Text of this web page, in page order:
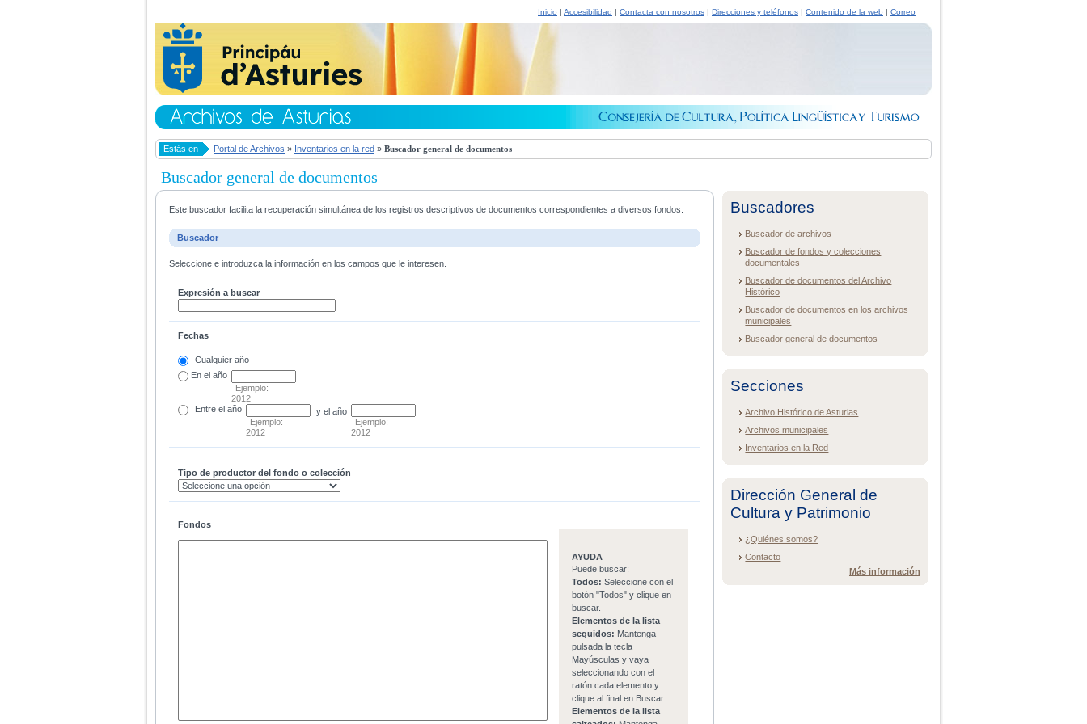
Inicio | Accesibilidad | Contacta con nosotros | Direcciones y teléfonos | Contenido de la web | Correo
Estás en Portal de Archivos » Inventarios en la red » Buscador general de documentos
Buscador general de documentos
Este buscador facilita la recuperación simultánea de los registros descriptivos de documentos correspondientes a diversos fondos.
Buscador
Seleccione e introduzca la información en los campos que le interesen.
Expresión a buscar
Fechas
Cualquier año
En el año
Ejemplo:
2012
Entre el año
Ejemplo:
2012
y el año
Ejemplo:
2012
Tipo de productor del fondo o colección
Fondos
AYUDA
Puede buscar:
Todos: Seleccione con el
botón "Todos" y clique en
buscar.
Elementos de la lista
seguidos: Mantenga
pulsada la tecla
Mayúsculas y vaya
seleccionando con el
ratón cada elemento y
clique al final en Buscar.
Elementos de la lista
Buscadores
Buscador de archivos
Buscador de fondos y colecciones
documentales
Buscador de documentos del Archivo
Histórico
Buscador de documentos en los archivos
municipales
Buscador general de documentos
Secciones
Archivo Histórico de Asturias
Archivos municipales
Inventarios en la Red
Dirección General de
Cultura y Patrimonio
¿Quiénes somos?
Contacto
Más información